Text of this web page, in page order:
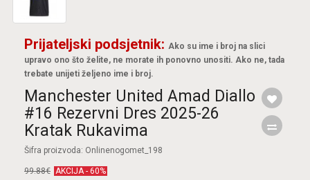
Prijateljski podsjetnik: Ako su ime i broj na slici
upravo ono što želite, ne morate ih ponovno unositi. Ako ne, tada
trebate unijeti željeno ime i broj.
Manchester United Amad Diallo
#16 Rezervni Dres 2025-26
Kratak Rukavima
Šifra proizvoda: Onlinenogomet_198
99.88€ AKCIJA - 60%